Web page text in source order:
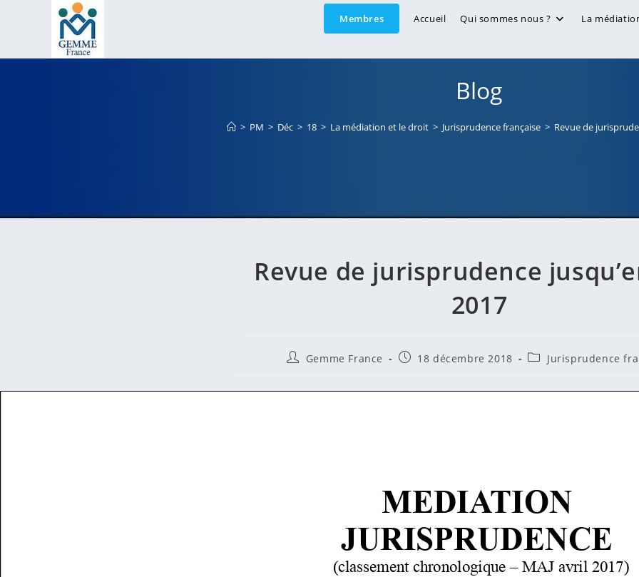
Membres Accueil Qui sommes nous ? La
Blog
> PM > Déc > 18 > La médiation et le droit > Jurisprudence française > Revue de
Revue de jurisprudence
2017
Auteur/autrice
Gemme France
Publication
18 décembre 2018
PostJurisprudence